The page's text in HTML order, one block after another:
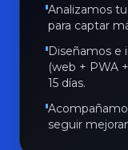
Analizamos
para captar
Diseñamos e
(web + PWA
15 días.
seguir